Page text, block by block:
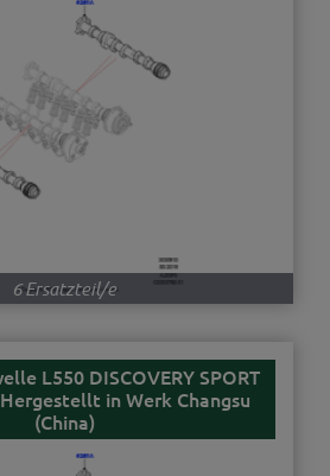
6 Ersatzteil/e
L550 DISCOVERY SPORT
in Werk Changsu
(China)